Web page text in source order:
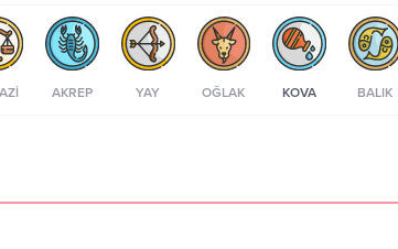
AKREP YAY OĞLAK KOVA BALIK